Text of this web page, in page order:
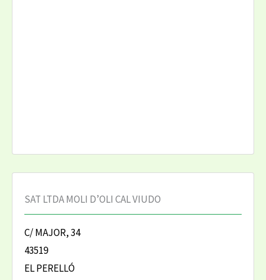
SAT LTDA MOLI D’OLI CAL VIUDO
C/ MAJOR, 34
43519
EL PERELLÓ